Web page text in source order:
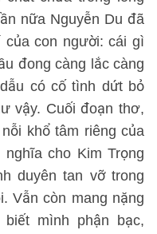
nữa Nguyễn Du đã
con người: cái gì
đong càng lắc càng
có cố tình dứt bỏ
vậy. Cuối đoạn thơ,
khổ tâm riêng của
cho Kim Trọng
duyên tan vỡ trong
Vẫn còn mang nặng
mình phận bạc,